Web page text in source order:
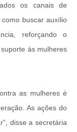
os canais de
buscar auxílio
reforçando o
às mulheres
as mulheres é
As ações do
disse a secretária